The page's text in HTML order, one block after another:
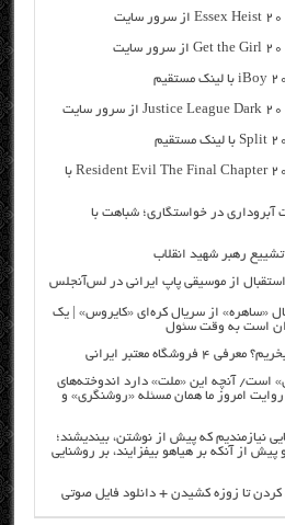
دانلود رایگان فیلم خارجی Resident Evil The Final Chapter 2017 با
در خواستگاری؛ شباهت با
استقبال از موسیقی پاپ ایرانی در لس‌آنجلس
«ساهره» از سریال کره‌ای «کایروس» | یک
است به وقت سئول
معتبر ایرانی
است/ آنچه این «ملت» دارد اندوخته‌های
امروز ما همان مسئله «روشنگری» و
نیازمندیم که پیش از نوشتن، بیندیشند؛
از آنکه بر هیاهو بیفزایند، بر روشنایی
تا زوزه کشیدن + دانلود فایل صوتی